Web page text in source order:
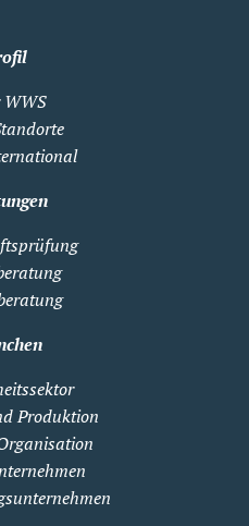
WWS
Produktion